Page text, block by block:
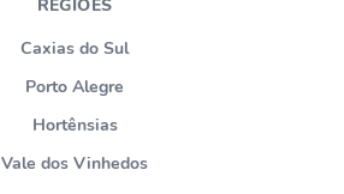
REGIÕES
Caxias do Sul
Porto Alegre
Hortênsias
Vale dos Vinhedos